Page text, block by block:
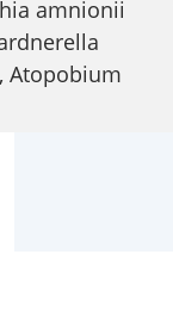
amnionii
Atopobium